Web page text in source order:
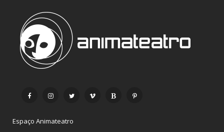
Espaço Animateatro